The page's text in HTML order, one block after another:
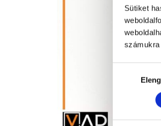
Sütiket
kiválasztása